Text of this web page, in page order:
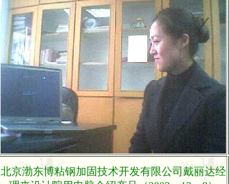
北京渤东博粘钢加固技术开发有限公司戴丽达经